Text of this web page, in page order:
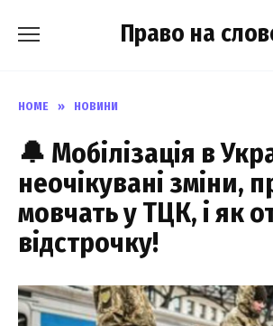
Право на
HOME » НОВИНИ
🔔 Мобілізація в
неочікувані зміни,
мовчать у ТЦК, і як
відстрочку!